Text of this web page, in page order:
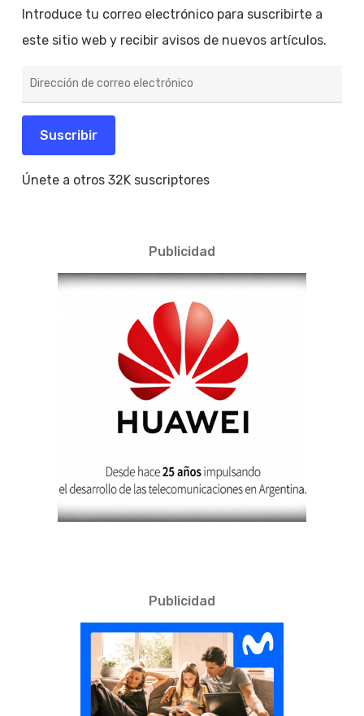
Introduce tu correo electrónico para suscribirte a
este sitio web y recibir avisos de nuevos artículos.
de
electrónico
Suscribir
Únete a otros 32K suscriptores
Publicidad
Publicidad